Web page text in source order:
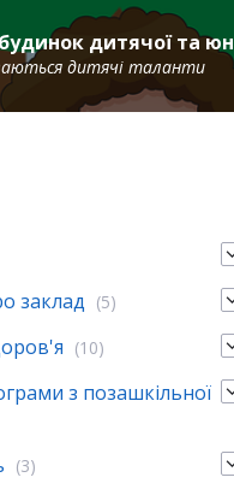
дитячої та
дитячі таланти
заклад (5)
(10)
з позашкільної
(3)